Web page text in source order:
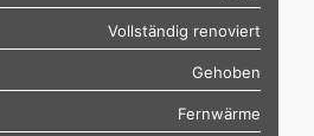
Vollständig renoviert
Gehoben
Fernwärme